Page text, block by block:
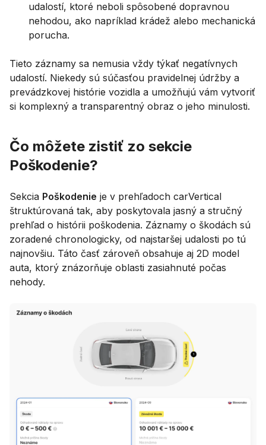
udalostí, ktoré neboli spôsobené dopravnou
nehodou, ako napríklad krádež alebo mechanická
porucha.
Tieto záznamy sa nemusia vždy týkať negatívnych
udalostí. Niekedy sú súčasťou pravidelnej údržby a
prevádzkovej histórie vozidla a umožňujú vám vytvoriť
si komplexný a transparentný obraz o jeho minulosti.
Čo môžete zistiť zo sekcie
Poškodenie?
Sekcia Poškodenie je v prehľadoch carVertical
štruktúrovaná tak, aby poskytovala jasný a stručný
prehľad o histórii poškodenia. Záznamy o škodách sú
zoradené chronologicky, od najstaršej udalosti po tú
najnovšiu. Táto časť zároveň obsahuje aj 2D model
auta, ktorý znázorňuje oblasti zasiahnuté počas
nehody.